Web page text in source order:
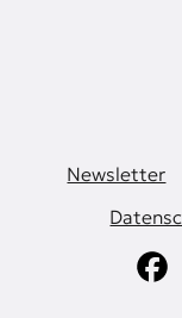
Newsletter